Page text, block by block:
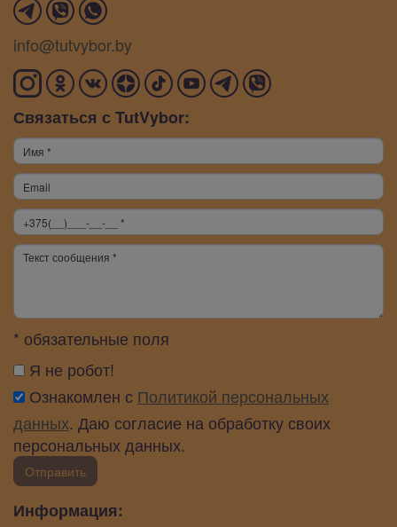
info@tutvybor.by
Связаться с TutVybor:
* обязательные поля
Я не робот!
Ознакомлен с Политикой персональных
данных. Даю согласие на обработку своих
персональных данных.
Отправить
Информация: